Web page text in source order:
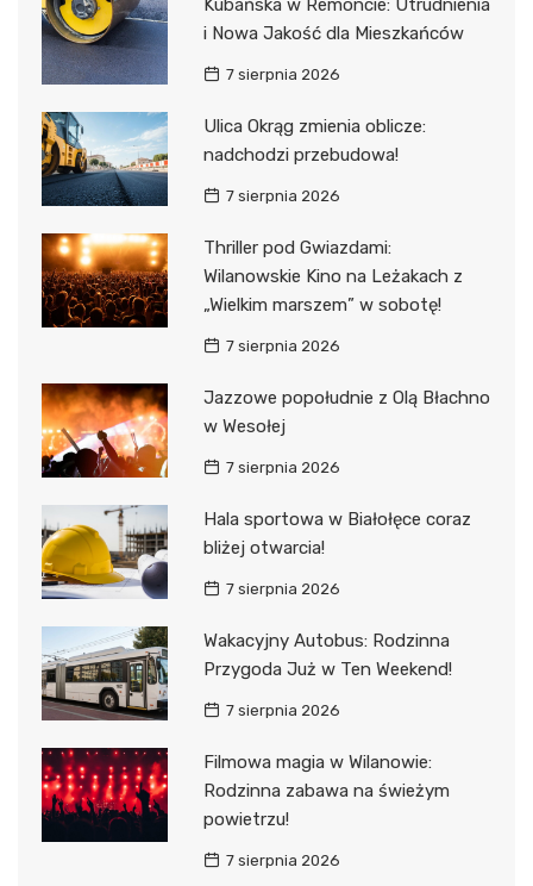
Kubańska w Remoncie: Utrudnienia
i Nowa Jakość dla Mieszkańców
7 sierpnia 2026
Ulica Okrąg zmienia oblicze:
nadchodzi przebudowa!
7 sierpnia 2026
Thriller pod Gwiazdami:
Wilanowskie Kino na Leżakach z
„Wielkim marszem” w sobotę!
7 sierpnia 2026
Jazzowe popołudnie z Olą Błachno
w Wesołej
7 sierpnia 2026
Hala sportowa w Białołęce coraz
bliżej otwarcia!
7 sierpnia 2026
Wakacyjny Autobus: Rodzinna
Przygoda Już w Ten Weekend!
7 sierpnia 2026
Filmowa magia w Wilanowie:
Rodzinna zabawa na świeżym
powietrzu!
7 sierpnia 2026